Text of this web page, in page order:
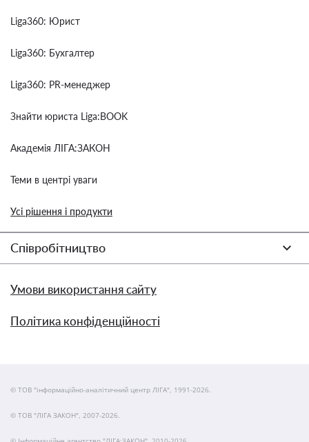
Liga360: Юрист
Liga360: Бухгалтер
Liga360: PR-менеджер
Знайти юриста Liga:BOOK
Академія ЛІГА:ЗАКОН
Теми в центрі уваги
Усі рішення і продукти
Співробітництво
Умови використання сайту
Політика конфіденційності
© ТОВ "інформаційно-аналітичний центр ЛІГА", 1991-2026.
© ТОВ "ЛІГА ЗАКОН", 2007-2026.